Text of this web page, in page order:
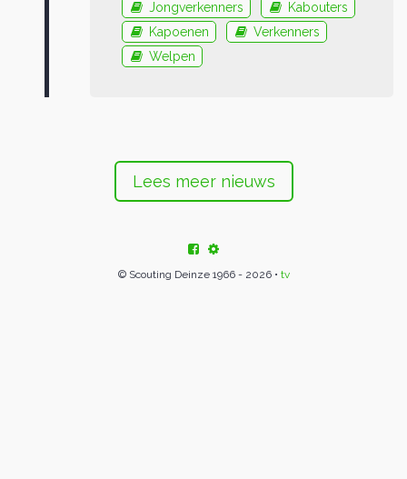
Jongverkenners
Kabouters
Kapoenen
Verkenners
Welpen
Lees meer nieuws
© Scouting Deinze 1966 - 2026 • tv